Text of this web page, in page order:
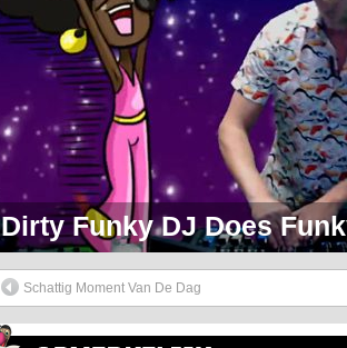
Markie Mark Doet Een
Schattig Moment Van De Dag